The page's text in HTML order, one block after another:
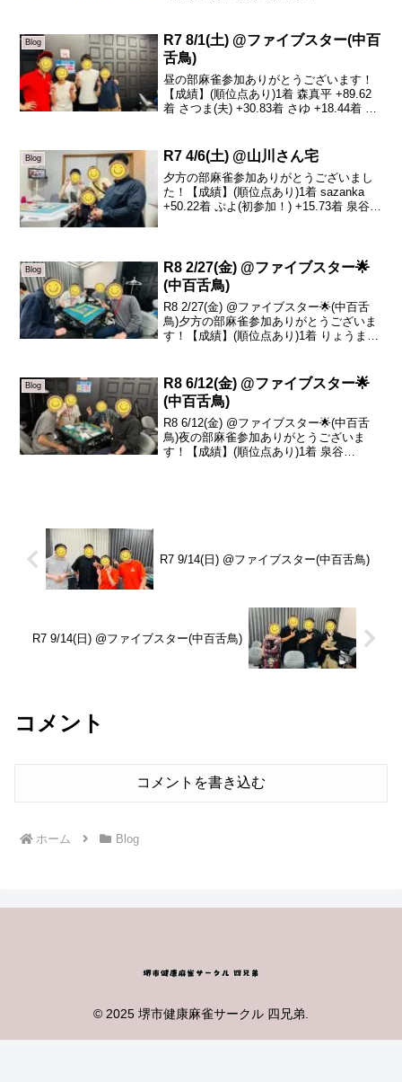
です！...
Blog
R7 8/1(土) @ファイブスター(中百
舌鳥)
昼の部麻雀参加ありがとうございます！
【成績】(順位点あり)1着 森真平 +89.62
着 さつま(夫) +30.83着 さゆ +18.44着 森
しぶりの夫婦対決と...
Blog R7 4/6(土) @山川さん宅
夕方の部麻雀参加ありがとうございまし
た！【成績】(順位点あり)1着 sazanka
+50.22着 ぷよ(初参加！) +15.73着 泉谷
Blog
R8 2/27(金) @ファイブスター🌟
(中百舌鳥)
R8 2/27(金) @ファイブスター🌟(中百舌
鳥)夕方の部麻雀参加ありがとうございま
す！【成績】(順位点あり)1着 りょうま
ルトッ...
Blog
R8 6/12(金) @ファイブスター🌟
(中百舌鳥)
R8 6/12(金) @ファイブスター🌟(中百舌
鳥)夜の部麻雀参加ありがとうございま
す！【成績】(順位点あり)1着 泉谷
R7 9/14(日) @ファイブスター(中百舌鳥)
R7 9/14(日) @ファイブスター(中百舌鳥)
コメント
コメントを書き込む
ホーム Blog
© 2025 堺市健康麻雀サークル 四兄弟.